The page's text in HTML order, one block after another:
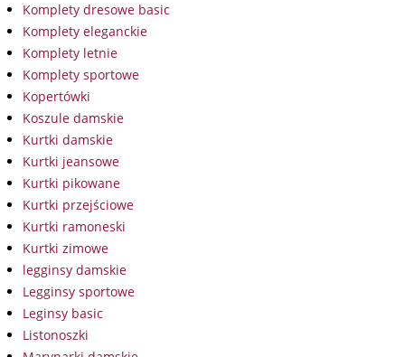
Komplety dresowe basic
Komplety eleganckie
Komplety letnie
Komplety sportowe
Kopertówki
Koszule damskie
Kurtki damskie
Kurtki jeansowe
Kurtki pikowane
Kurtki przejściowe
Kurtki ramoneski
Kurtki zimowe
legginsy damskie
Legginsy sportowe
Leginsy basic
Listonoszki